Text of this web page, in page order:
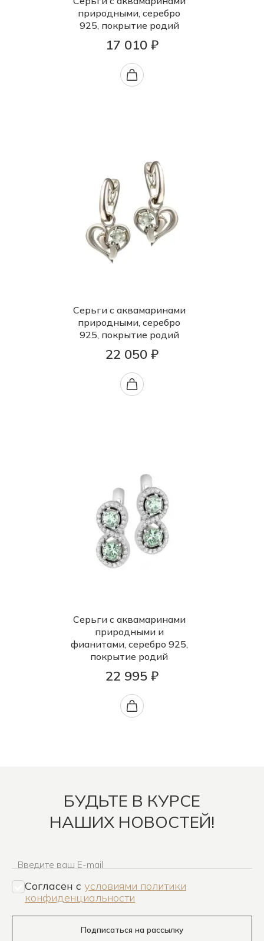
природными, серебро
925, покрытие родий
17 010 ₽
Серьги с аквамаринами
природными, серебро
925, покрытие родий
22 050 ₽
Серьги с аквамаринами
природными и
фианитами, серебро 925,
покрытие родий
22 995 ₽
БУДЬТЕ В КУРСЕ
НАШИХ НОВОСТЕЙ!
Введите ваш E-mail
Согласен c условиями политики
конфиденциальности
Подписаться на рассылку